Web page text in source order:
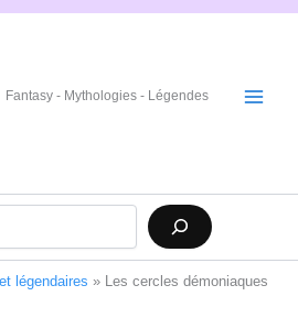
Fantasy - Mythologies - Légendes
légendaires » Les cercles démoniaques